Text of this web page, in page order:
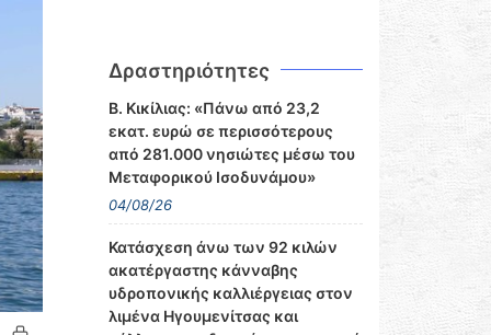
Δραστηριότητες
Β. Κικίλιας: «Πάνω από 23,2
εκατ. ευρώ σε περισσότερους
από 281.000 νησιώτες μέσω του
Μεταφορικού Ισοδυνάμου»
04/08/26
Κατάσχεση άνω των 92 κιλών
ακατέργαστης κάνναβης
υδροπονικής καλλιέργειας στον
λιμένα Ηγουμενίτσας και